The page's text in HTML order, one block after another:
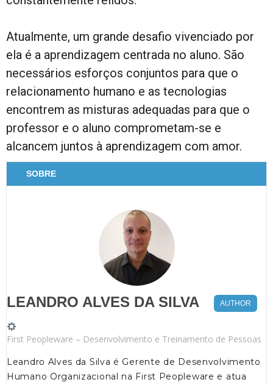
Atualmente, um grande desafio vivenciado por
ela é a aprendizagem centrada no aluno. São
necessários esforços conjuntos para que o
relacionamento humano e as tecnologias
encontrem as misturas adequadas para que o
professor e o aluno comprometam-se e
alcancem juntos à aprendizagem com amor.
SOBRE
LEANDRO ALVES DA SILVA AUTHOR
First Peopleware – Desenvolvimento e Treinamento de Pessoas
Leandro Alves da Silva é Gerente de Desenvolvimento
Humano Organizacional na First Peopleware e atua